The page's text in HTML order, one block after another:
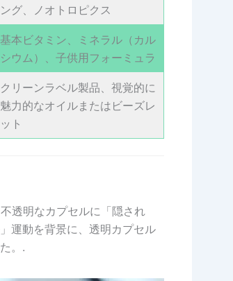
ング、ノオトロピクス
基本ビタミン、ミネラル（カル
シウム）、子供用フォーミュラ
クリーンラベル製品、視覚的に
魅力的なオイルまたはビーズレ
ット
透明なカプセルに「隠され
運動を背景に、透明カプセル
。.